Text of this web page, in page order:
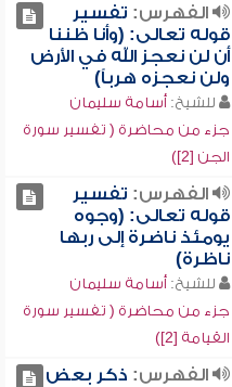
الفهرس: تفسير
قوله تعالى: (وأنا ظننا
أن لن نعجز الله في الأرض
ولن نعجزه هرباً)
للشيخ: أسامة سليمان
جزء من محاضرة ( تفسير سورة
الجن [2])
الفهرس: تفسير
قوله تعالى: (وجوه
يومئذ ناضرة إلى ربها
ناظرة)
للشيخ: أسامة سليمان
جزء من محاضرة ( تفسير سورة
القيامة [2])
الفهرس: ذكر بعض